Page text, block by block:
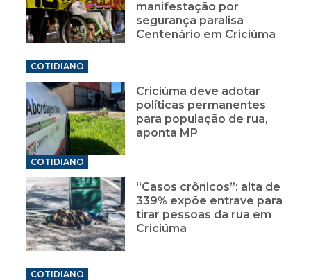
manifestação por
segurança paralisa
Centenário em Criciúma
COTIDIANO
Criciúma deve adotar
políticas permanentes
para população de rua,
aponta MP
COTIDIANO
“Casos crônicos”: alta de
339% expõe entrave para
tirar pessoas da rua em
Criciúma
COTIDIANO